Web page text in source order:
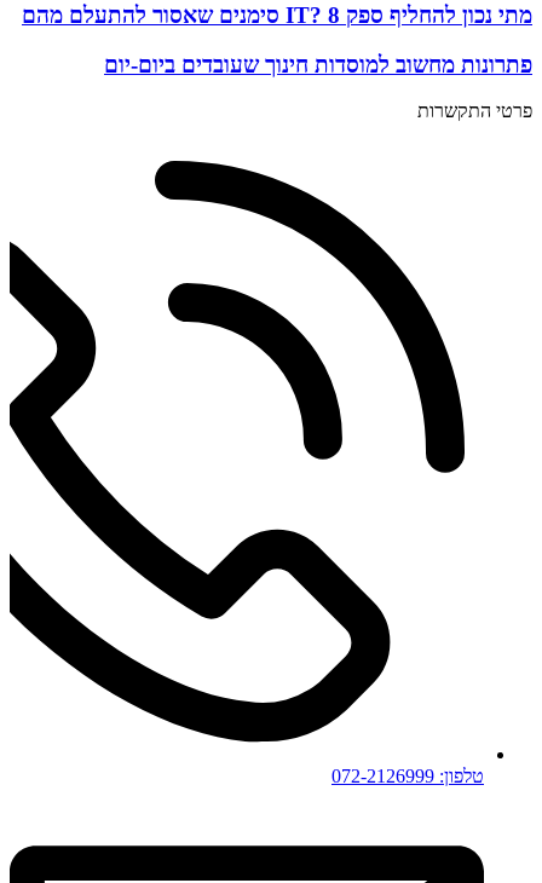
מתי נכון להחליף ספק IT? 8 סימנים שאסור להתעלם מהם
פתרונות מחשוב למוסדות חינוך שעובדים ביום-יום
פרטי התקשרות
טלפון: 072-2126999